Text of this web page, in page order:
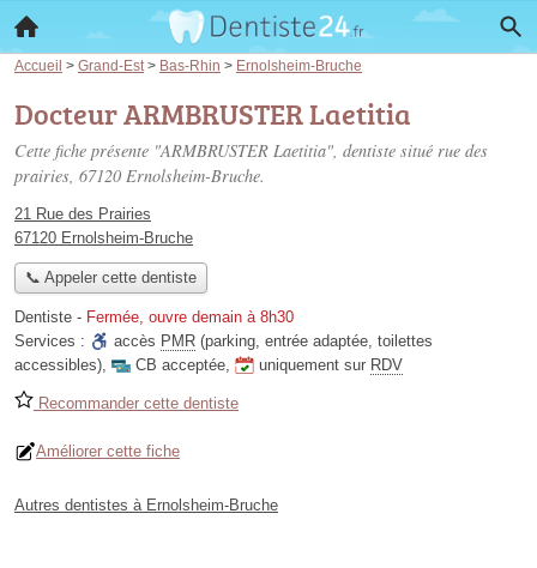
Accueil > Grand-Est > Bas-Rhin > Ernolsheim-Bruche
Docteur ARMBRUSTER Laetitia
Cette fiche présente "ARMBRUSTER Laetitia", dentiste situé rue des
prairies, 67120 Ernolsheim-Bruche.
21 Rue des Prairies
67120 Ernolsheim-Bruche
📞 Appeler cette dentiste
Dentiste - Fermée, ouvre demain à 8h30
Services :
accès PMR (parking, entrée adaptée, toilettes
accessibles), CB acceptée, uniquement sur RDV
Recommander cette dentiste
Améliorer cette fiche
Autres dentistes à Ernolsheim-Bruche